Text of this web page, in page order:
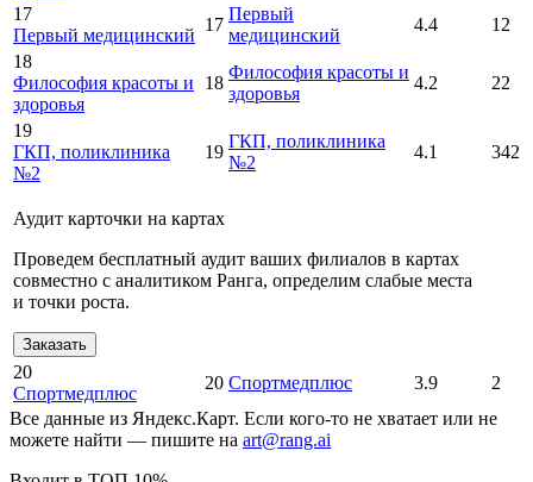
17
Первый медицинский
17
Первый
медицинский
4.4
12
18
Философия красоты и
здоровья
18
Философия красоты и
здоровья
4.2 22
19
ГКП, поликлиника
№2
19
ГКП, поликлиника
№2
4.1 342
Аудит карточки на картах
Проведем бесплатный аудит ваших филиалов в картах
совместно с аналитиком Ранга, определим слабые места
и точки роста.
Заказать
20
Спортмедплюс
20 Спортмедплюс 3.9
2
Все данные из Яндекс.Карт. Если кого-то не хватает или не
можете найти — пишите на art@rang.ai